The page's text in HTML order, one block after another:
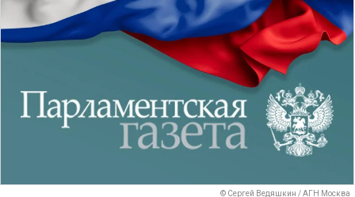
© Сергей Ведяшкин / АГН Москва